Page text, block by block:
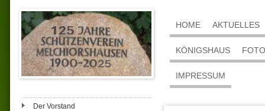
Der Vorstand
HOME AKTUELLES
KÖNIGSHAUS
IMPRESSUM